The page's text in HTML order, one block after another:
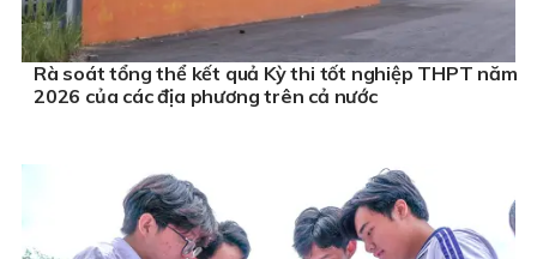
Rà soát tổng thể kết quả Kỳ thi tốt nghiệp THPT năm
2026 của các địa phương trên cả nước